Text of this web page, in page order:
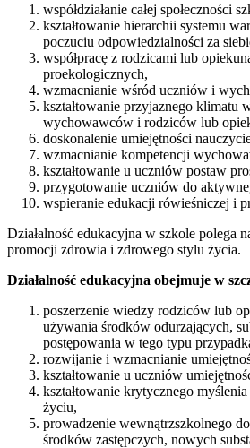
współdziałanie całej
kształtowanie hierarchii systemu
poczuciu odpowiedzialności za
współpracę z rodzicami lub
proekologicznych,
wzmacnianie wśród uczniów i
kształtowanie przyjaznego
wychowawców i rodziców lub
doskonalenie umiejętności
wzmacnianie kompetencji
kształtowanie u uczniów postaw
przygotowanie uczniów do
wspieranie edukacji rówieśniczej i
Działalność edukacyjna w szkole
promocji zdrowia i zdrowego stylu życia.
Działalność edukacyjna obejmuje w
poszerzenie wiedzy rodziców lub
używania środków odurzających,
postępowania w tego typu
rozwijanie i wzmacnianie
kształtowanie u uczniów
kształtowanie krytycznego
życiu,
prowadzenie wewnątrzszkolnego
środków zastępczych, nowych